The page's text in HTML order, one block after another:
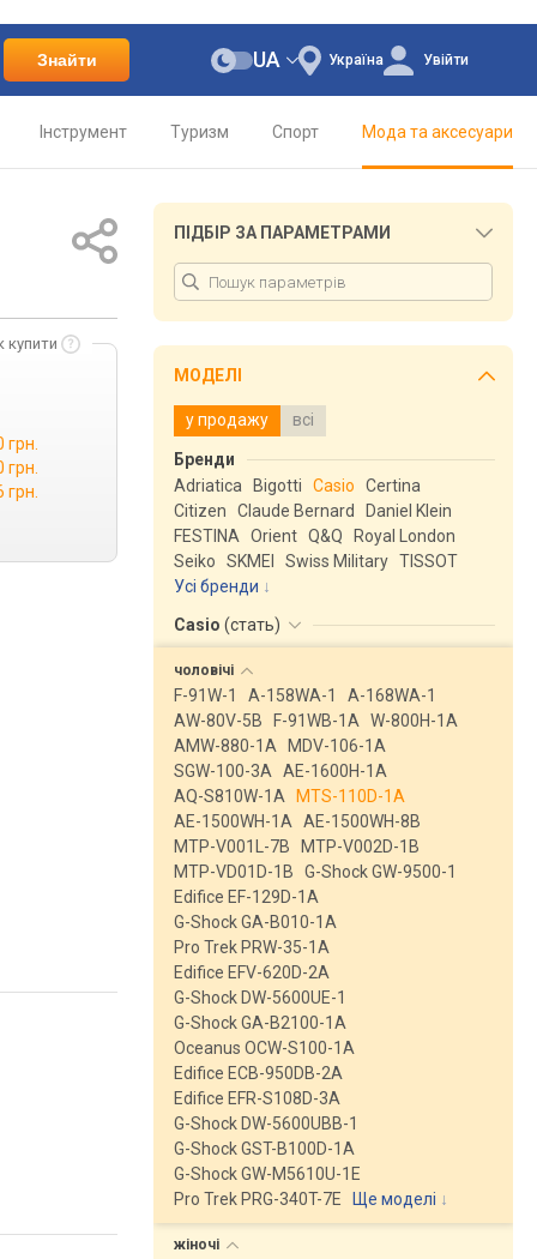
Знайти Україна
UA Увійти
Інструмент Туризм Спорт Мода та аксесуари
купити
грн.
грн.
грн.
ПІДБІР ЗА ПАРАМЕТРАМИ
МОДЕЛІ
у продажу всі
Бренди
Adriatica
Bigotti Casio
Certina
Citizen
Claude Bernard
Daniel Klein
FESTINA
Orient Q&Q
Royal London
Seiko
SKMEI Swiss Military TISSOT
Усі бренди
Casio (стать)
чоловічі
F-91W-1 A-158WA-1
A-168WA-1
AW-80V-5B
F-91WB-1A
W-800H-1A
AMW-880-1A
MDV-106-1A
SGW-100-3A
AE-1600H-1A
AQ-S810W-1A
MTS-110D-1A
AE-1500WH-1A
AE-1500WH-8B
MTP-V001L-7B
MTP-V002D-1B
MTP-VD01D-1B
G-Shock GW-9500-1
Edifice EF-129D-1A
G-Shock GA-B010-1A
Pro Trek PRW-35-1A
Edifice EFV-620D-2A
G-Shock DW-5600UE-1
G-Shock GA-B2100-1A
Oceanus OCW-S100-1A
Edifice ECB-950DB-2A
Edifice EFR-S108D-3A
G-Shock DW-5600UBB-1
G-Shock GST-B100D-1A
G-Shock GW-M5610U-1E
Pro Trek PRG-340T-7E
Ще моделі ↓
жіночі